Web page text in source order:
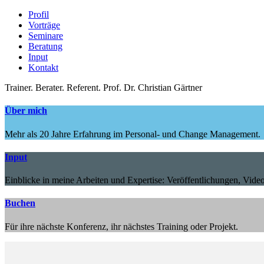
Profil
Vorträge
Seminare
Beratung
Input
Kontakt
Trainer. Berater. Referent. Prof. Dr. Christian Gärtner
Über mich
Mehr als 20 Jahre Erfahrung im Personal- und Change Management.
Input
Einblicke in meine Arbeiten und Expertise: Veröffentlichungen,
Buchen
Für ihre nächste Konferenz, ihr nächstes Training oder Projekt.